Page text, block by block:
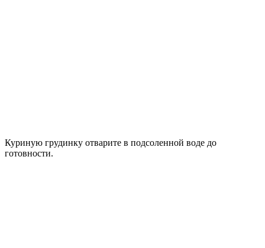
Куриную грудинку отварите в подсоленной воде до
готовности.